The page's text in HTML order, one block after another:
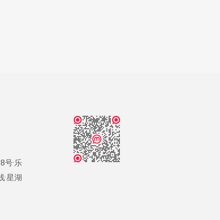
号·乐
·星湖